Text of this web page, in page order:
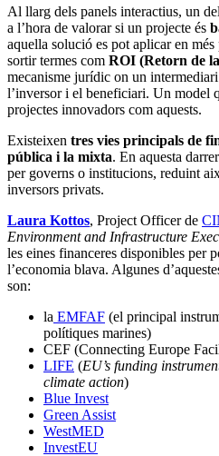
Al llarg dels panels interactius, un
a l’hora de valorar si un projecte és
aquella solució es pot aplicar en
sortir termes com ROI (Retorn de
mecanisme jurídic on un
l’inversor i el beneficiari. Un model
projectes innovadors com aquests.
Existeixen tres vies principals de
pública i la mixta. En aquesta
per governs o institucions, reduint
inversors privats.
Laura Kottos, Project Officer de
Environment and Infrastructure
les eines financeres disponibles per
l’economia blava. Algunes
son:
la EMFAF (el principal
polítiques marines)
CEF (Connecting Europe
LIFE (EU’s funding
climate action)
Blue Invest
Green Assist
WestMED
InvestEU